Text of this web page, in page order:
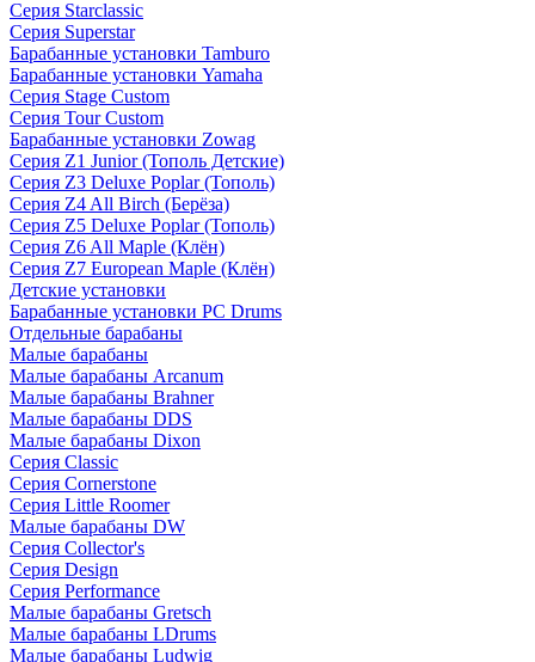
Серия Starclassic
Серия Superstar
Барабанные установки Tamburo
Барабанные установки Yamaha
Серия Stage Custom
Серия Tour Custom
Барабанные установки Zowag
Серия Z1 Junior (Тополь Детские)
Серия Z3 Deluxe Poplar (Тополь)
Серия Z4 All Birch (Берёза)
Серия Z5 Deluxe Poplar (Тополь)
Серия Z6 All Maple (Клён)
Серия Z7 European Maple (Клён)
Детские установки
Барабанные установки PC Drums
Отдельные барабаны
Малые барабаны
Малые барабаны Arcanum
Малые барабаны Brahner
Малые барабаны DDS
Малые барабаны Dixon
Серия Classic
Серия Cornerstone
Серия Little Roomer
Малые барабаны DW
Серия Collector's
Серия Design
Серия Performance
Малые барабаны Gretsch
Малые барабаны LDrums
Малые барабаны Ludwig